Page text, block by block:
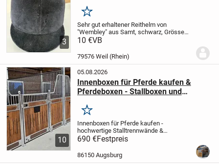
3
Merken
Sehr gut erhaltener Reithelm von
"Wembley" aus Samt, schwarz, Grösse
58, ohne Beschädigugen. Selten
10 €VB
79576 Weil (Rhein)
10
05.08.2026
Innenboxen für Pferde kaufen &
Pferdeboxen - Stallboxen und
Merken
Innenboxen für Pferde kaufen -
hochwertige Stalltrennwände &
Boxensysteme vom Hersteller
Hochwertige Innenboxen für Pferde und
stabile Trennwände für moderne
PferdeställeUnsere Innenboxen für...
690 €Festpreis
86150 Augsburg